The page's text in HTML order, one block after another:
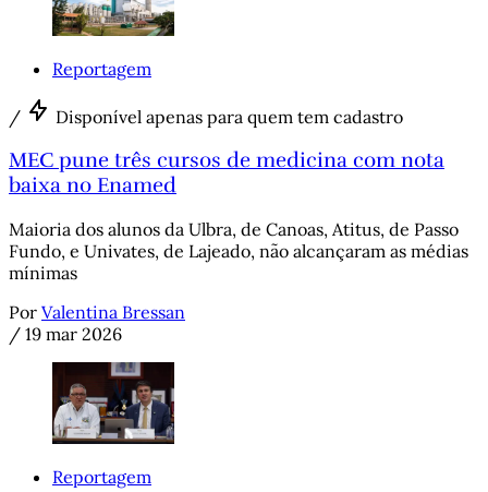
Reportagem
/ Disponível apenas para quem tem cadastro
MEC pune três cursos de medicina com nota
baixa no Enamed
Maioria dos alunos da Ulbra, de Canoas, Atitus, de Passo
Fundo, e Univates, de Lajeado, não alcançaram as médias
mínimas
Por Valentina Bressan
/ 19 mar 2026
Reportagem